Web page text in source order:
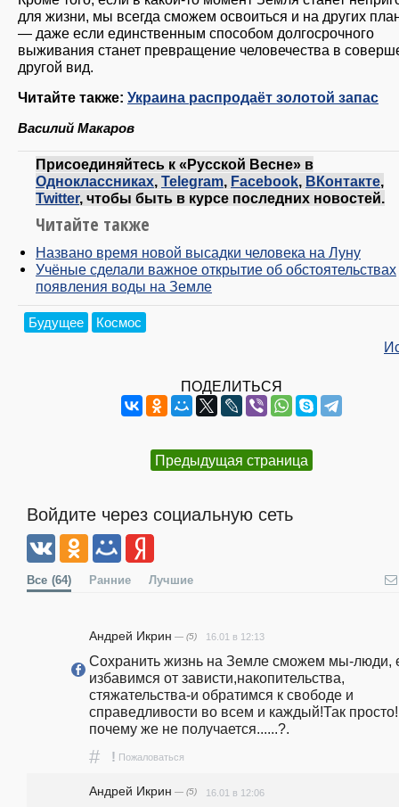
для жизни, мы всегда сможем освоиться и на других
— даже если единственным способом долгосрочного
выживания станет превращение человечества в
другой вид.
Читайте также: Украина распродаёт золотой запас
Василий Макаров
Присоединяйтесь к «Русской Весне» в
Одноклассниках, Telegram, Facebook, ВКонтакте,
Twitter, чтобы быть в курсе последних новостей.
Читайте также
Названо время новой высадки человека на Луну
Учёные сделали важное открытие об обстоятельствах
появления воды на Земле
Будущее Космос
ПОДЕЛИТЬСЯ
Предыдущая страница
Войдите через социальную сеть
Все (64) Ранние Лучшие
Андрей Икрин — (5) 16.01 в 12:13
Сохранить жизнь на Земле сможем мы-люди,
избавимся от зависти,накопительства,
стяжательства-и обратимся к свободе и
справедливости во всем и каждый!Так
почему же не получается......?.
# ! Пожаловаться
Андрей Икрин — (5) 16.01 в 12:06